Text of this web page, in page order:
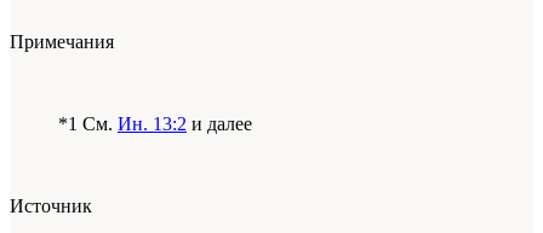
Примечания
*1 См. Ин. 13:2 и далее
Источник